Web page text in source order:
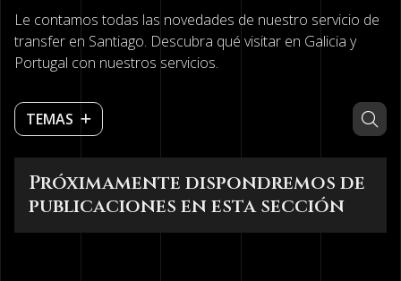
Le contamos todas las novedades de nuestro servicio de
transfer en Santiago. Descubra qué visitar en Galicia y
Portugal con nuestros servicios.
TEMAS
Próximamente dispondremos de
publicaciones en esta sección